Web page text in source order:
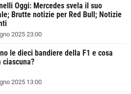
Oggi: Mercedes svela il suo
Brutte notizie per Red Bull; Notizie
2025 23:00
le dieci bandiere della F1 e cosa
2025 13:00